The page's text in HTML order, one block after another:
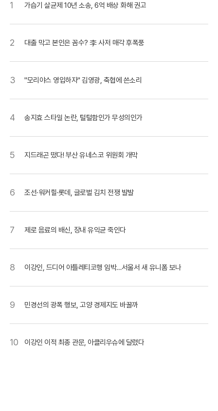
1 가습기 살균제 10년 소송, 6억 배상 화해 권고
2 대출 막고 본인은 꼼수? 李 사저 매각 후폭풍
3 "모리야스 영입하자" 김영광, 축협에 쓴소리
4 송지효 스타일 논란, 털털함인가 무성의인가
5 지드래곤 떴다! 부산 유네스코 위원회 개막
6 조선·워커힐·롯데, 글로벌 김치 전쟁 발발
7 제로 음료의 배신, 장내 유익균 죽인다
8 이강인, 드디어 아틀레티코행 임박…서울서 새 유니폼 보나
9 민경선의 광폭 행보, 고양 경제지도 바꿀까
10 이강인 이적 최종 관문, 아클리우슈에 달렸다